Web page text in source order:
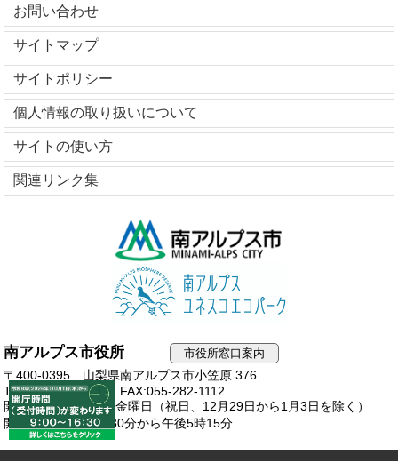
お問い合わせ
サイトマップ
サイトポリシー
個人情報の取り扱いについて
サイトの使い方
関連リンク集
南アルプス市役所 市役所窓口案内
〒400-0395 山梨県南アルプス市小笠原 376
TEL:055-282-1111
FAX:055-282-1112
開庁日：月曜日から金曜日（祝日、12月29日から1月3日を除く）
開庁時間：午前8時30分から午後5時15分